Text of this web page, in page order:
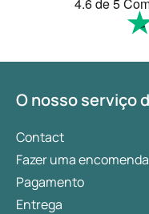
O nosso serviço
Contact
Fazer uma encomenda
Pagamento
Entrega